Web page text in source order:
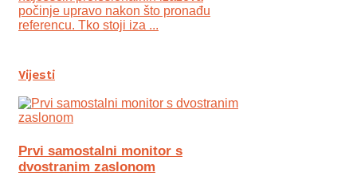
počinje upravo nakon što pronađu
referencu. Tko stoji iza ...
Vijesti
Prvi samostalni monitor s
dvostranim zaslonom